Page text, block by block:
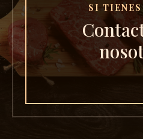
SI TIENES